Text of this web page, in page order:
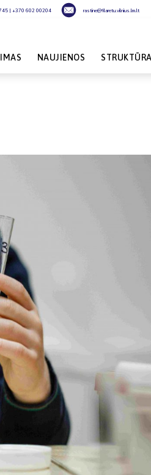
| +370 602 00204 rastine@filaretu.vilnius.lm.lt
NAUJIENOS